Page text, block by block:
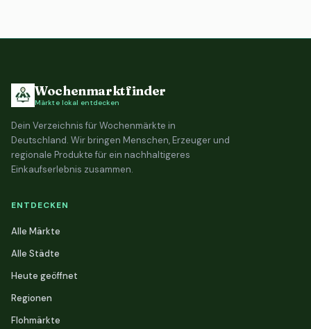
Wochenmarktfinder
Märkte lokal entdecken
Dein Verzeichnis für Wochenmärkte in
Deutschland. Wir bringen Menschen, Erzeuger und
regionale Produkte für ein nachhaltigeres
Einkaufserlebnis zusammen.
ENTDECKEN
Alle Märkte
Alle Städte
Heute geöffnet
Regionen
Flohmärkte